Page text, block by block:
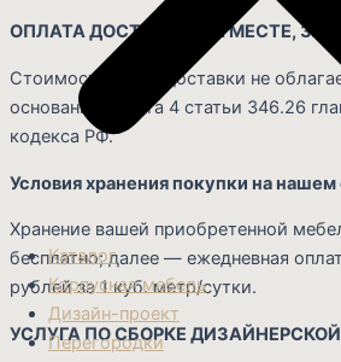
Каталог
Корпусная мебель
Дизайн-проект
Перегородки
ОПЛАТА ДОСТАВКИ: НА МЕСТЕ, ЗА
Стоимость услуг доставки не
основании пункта 4 статьи 346.26
кодекса РФ.
Условия хранения покупки на
Хранение вашей приобретенной
бесплатно; далее — ежедневная
рублей за 1 куб. метр/сутки.
УСЛУГА ПО СБОРКЕ